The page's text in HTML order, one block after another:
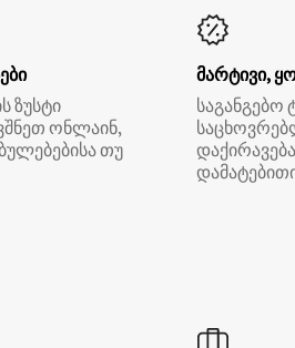
ზუსტი
ონლაინ,
თუ
მარტივი,
საგანგებო